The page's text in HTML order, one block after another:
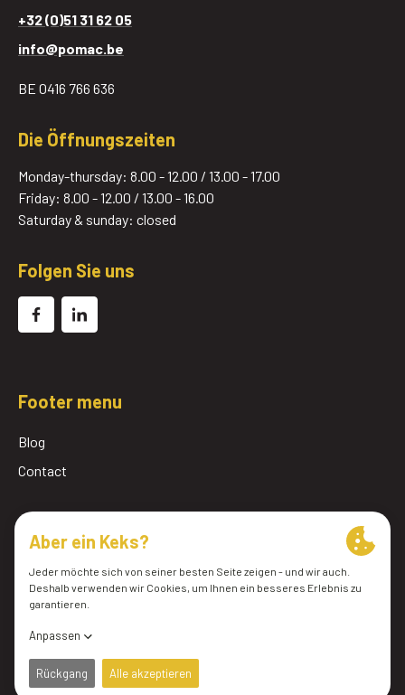
+32 (0)51 31 62 05
info@pomac.be
BE 0416 766 636
Die Öffnungszeiten
Monday-thursday: 8.00 - 12.00 / 13.00 - 17.00
Friday: 8.00 - 12.00 / 13.00 - 16.00
Saturday & sunday: closed
Folgen Sie uns
Footer menu
Blog
Contact
Allgemeine Geschäftsbedingungen
Politique de confidentialité
Cookie-Einstellungen
Website von